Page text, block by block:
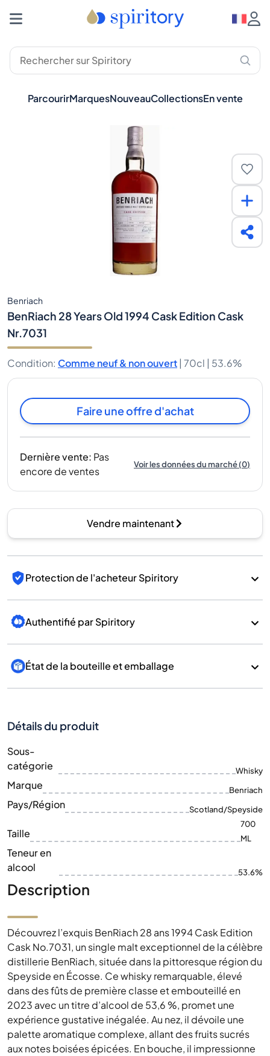
ParcourirMarquesNouveauCollectionsEn vente
Benriach
BenRiach 28 Years Old 1994 Cask Edition Cask
Nr.7031
Condition: Comme neuf & non ouvert | 70cl | 53.6%
Faire une offre d'achat
Dernière vente: Pas
encore de ventes
Voir les données du marché(0)
Vendre maintenant
Protection de l'acheteur Spiritory
Authentifié par Spiritory
État de la bouteille et emballage
Détails du produit
Sous-
catégorie
Whisky
Marque Benriach
Pays/Région Scotland/Speyside
Taille
700
ML
Teneur en
alcool
53.6%
Description
Découvrez l’exquis BenRiach 28 ans 1994 Cask Edition
Cask No.7031, un single malt exceptionnel de la célèbre
distillerie BenRiach, située dans la pittoresque région du
Speyside en Écosse. Ce whisky remarquable, élevé
dans des fûts de première classe et embouteillé en
2023 avec un titre d’alcool de 53,6 %, promet une
expérience gustative inégalée. Au nez, il dévoile une
palette aromatique complexe, allant des fruits sucrés
aux notes boisées épicées. En bouche, il impressionne